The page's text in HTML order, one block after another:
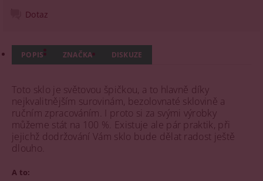
Dotaz
POPIS ZNAČKA DISKUZE
Toto sklo je světovou špičkou, a to hlavně díky
nejkvalitnějším surovinám, bezolovnaté sklovině a
ručním zpracováním. I proto si za svými výrobky
můžeme stát na 100 %. Existuje ale pár praktik, při
jejichž dodržování Vám sklo bude dělat radost ještě
dlouho.
A to: